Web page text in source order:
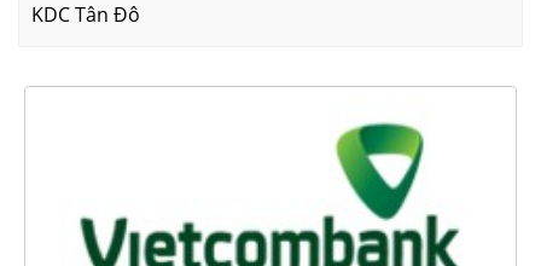
KDC Tân Đô